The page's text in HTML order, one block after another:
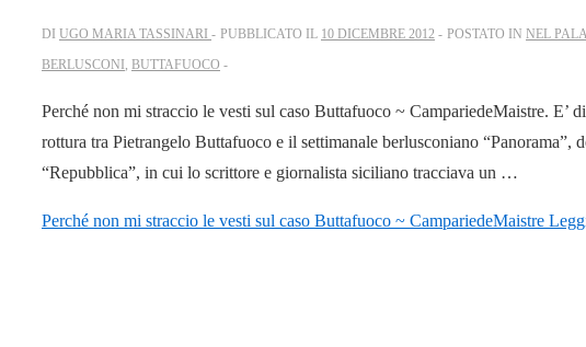
DI UGO MARIA TASSINARI PUBBLICATO IL 10 DICEMBRE 2012 POSTATO IN NEL
BERLUSCONI BUTTAFUOCO
Perché non mi straccio le vesti sul caso Buttafuoco ~ CampariedeMaistre. E’
rottura tra Pietrangelo Buttafuoco e il settimanale berlusconiano “Panorama”,
“Repubblica”, in cui lo scrittore e giornalista siciliano tracciava un …
Perché non mi straccio le vesti sul caso Buttafuoco ~ CampariedeMaistre